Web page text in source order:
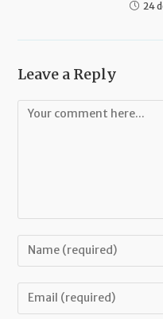
24
Leave a Reply
Comment
Enter
your
name
or
Enter
your